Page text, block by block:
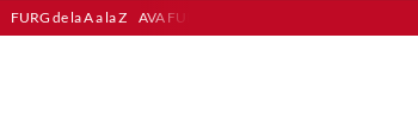
FURG de la A a la Z AVA FURG